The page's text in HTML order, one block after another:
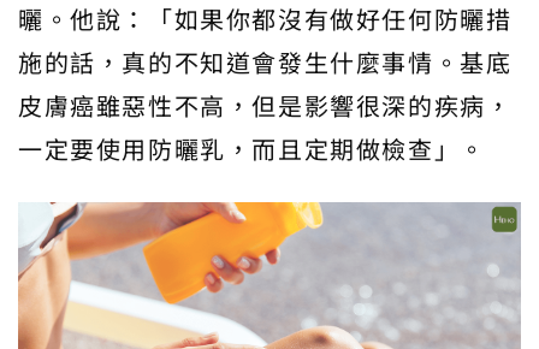
曬。他說：「如果你都沒有做好任何防曬措
施的話，真的不知道會發生什麼事情。基底
皮膚癌雖惡性不高，但是影響很深的疾病，
一定要使用防曬乳，而且定期做檢查」。